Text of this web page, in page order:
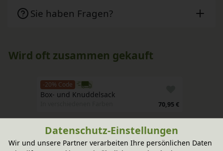
Sie haben Fragen?
Wird oft zusammen gekauft
-20% Code
Box- und Knuddelsack
70,95 €
Datenschutz-Einstellungen
Wir und unsere Partner verarbeiten Ihre persönlichen Daten